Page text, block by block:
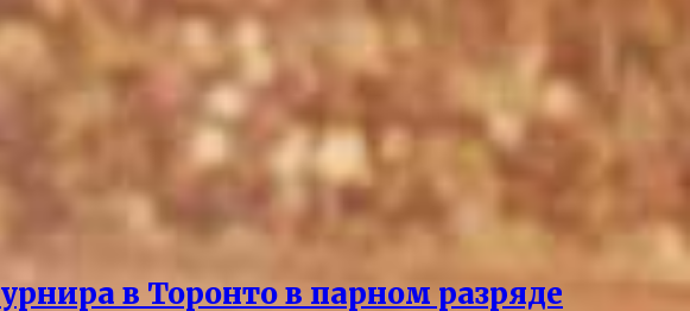
в Торонто в парном разряде